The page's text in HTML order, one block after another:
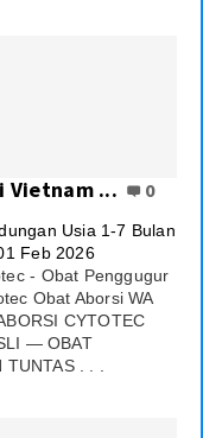
Vietnam ... 0
Usia 1-7 Bulan
Feb 2026
- Obat Penggugur
Obat Aborsi WA
CYTOTEC
— OBAT
. . .